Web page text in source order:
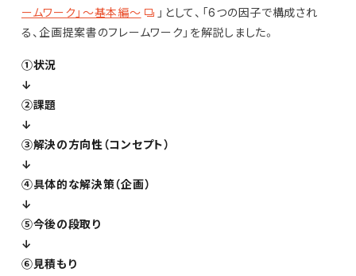
ームワーク」～基本編～
」として、「6つの因子で構成され
る、企画提案書のフレームワーク」を解説しました。
①状況
↓
②課題
↓
③解決の方向性（コンセプト）
↓
④具体的な解決策（企画）
↓
⑤今後の段取り
↓
⑥見積もり